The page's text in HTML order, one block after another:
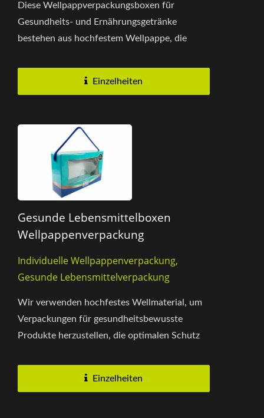
Diese Wellpappverpackungsboxen für
Gesundheits- und Ernährungsgetränke
bestehen aus hochfestem Wellpappe, die
Druckfestigkeit...
Einzelheiten
Gesunde Lebensmittelboxen
Wellpappenverpackung
Individuelle Wellpappenverpackung,
Gesunde Lebensmittelverpackung
Wir verwenden hochfestes Wellmaterial, um
Verpackungen für gesundheitsbewusste
Produkte herzustellen, die optimalen Schutz
Einzelheiten